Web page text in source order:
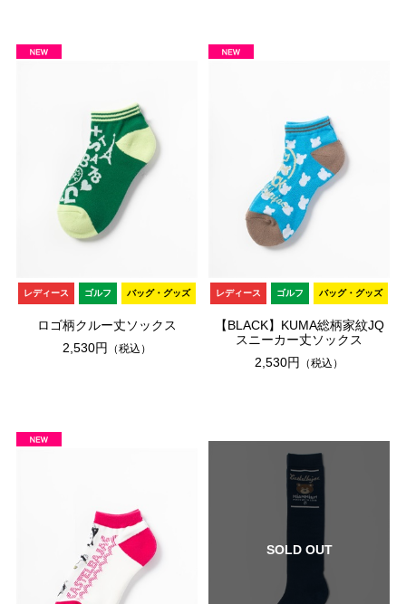
レディース ゴルフ バッグ・グッズ
ロゴ柄クルー丈ソックス
2,530円
（税込）
レディース ゴルフ バッグ・グッズ
【BLACK】KUMA総柄家紋JQ
スニーカー丈ソックス
2,530円
（税込）
SOLD OUT